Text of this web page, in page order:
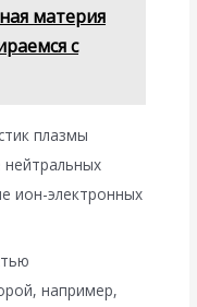
материя
с
плазмы
ион-электронных
например,